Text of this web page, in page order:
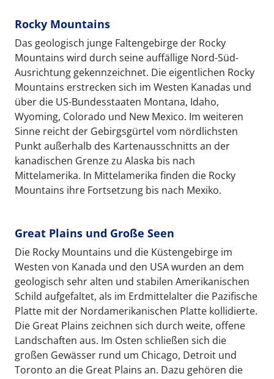
Rocky Mountains
Das geologisch junge Faltengebirge der Rocky
Mountains wird durch seine auffällige Nord-Süd-
Ausrichtung gekennzeichnet. Die eigentlichen Rocky
Mountains erstrecken sich im Westen Kanadas und
über die US-Bundesstaaten Montana, Idaho,
Wyoming, Colorado und New Mexico. Im weiteren
Sinne reicht der Gebirgsgürtel vom nördlichsten
Punkt außerhalb des Kartenausschnitts an der
kanadischen Grenze zu Alaska bis nach
Mittelamerika. In Mittelamerika finden die Rocky
Mountains ihre Fortsetzung bis nach Mexiko.
Great Plains und Große Seen
Die Rocky Mountains und die Küstengebirge im
Westen von Kanada und den USA wurden an dem
geologisch sehr alten und stabilen Amerikanischen
Schild aufgefaltet, als im Erdmittelalter die Pazifische
Platte mit der Nordamerikanischen Platte kollidierte.
Die Great Plains zeichnen sich durch weite, offene
Landschaften aus. Im Osten schließen sich die
großen Gewässer rund um Chicago, Detroit und
Toronto an die Great Plains an. Dazu gehören die